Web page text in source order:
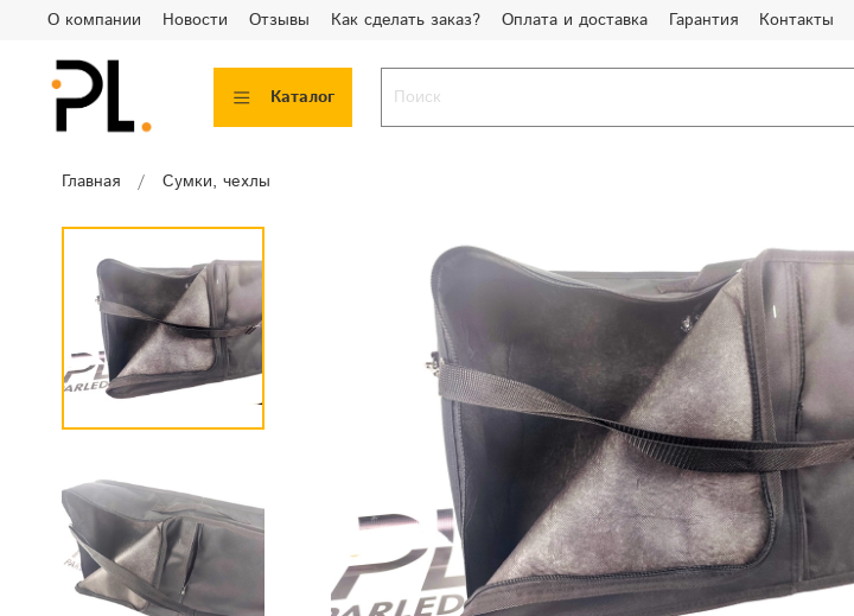
О компании Новости Отзывы Как сделать заказ? Оплата и доставка Гарантия Контакты
Каталог
Главная Сумки, чехлы